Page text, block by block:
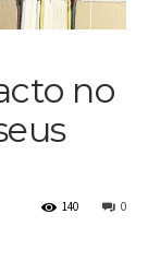
no
0
140